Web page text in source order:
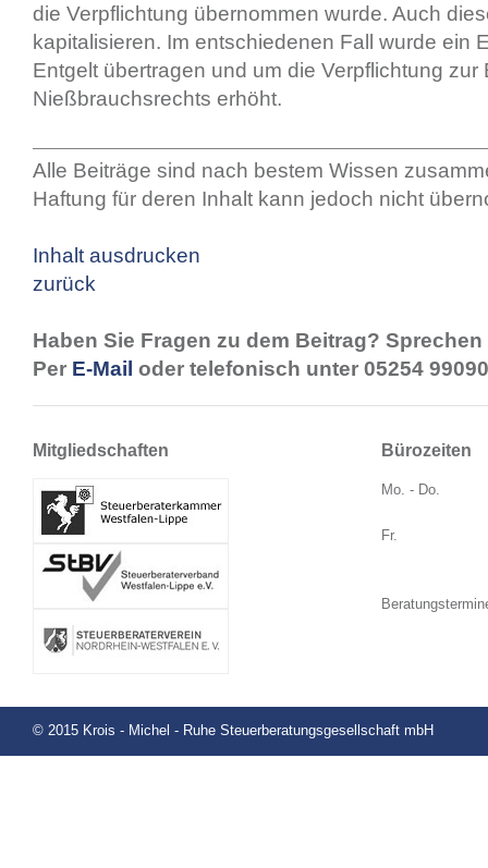
die Verpflichtung übernommen wurde. Auch
kapitalisieren. Im entschiedenen Fall wurde ein
Entgelt übertragen und um die Verpflichtung zur
Nießbrauchsrechts erhöht.
Alle Beiträge sind nach bestem Wissen
Haftung für deren Inhalt kann jedoch nicht
Inhalt ausdrucken
zurück
Haben Sie Fragen zu dem Beitrag?
Per E-Mail oder telefonisch unter 05254
Mitgliedschaften Bürozeiten
Mo. - Do.
Fr.
© 2015 Krois - Michel - Ruhe Steuerberatungsgesellschaft mbH